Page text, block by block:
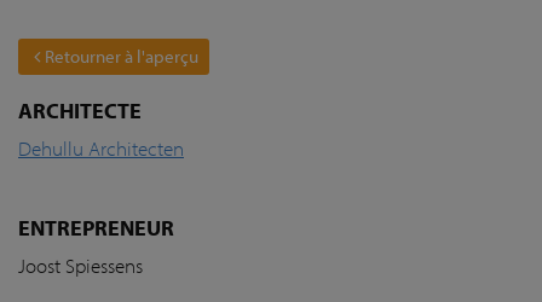
Retourner à l'aperçu
ARCHITECTE
Dehullu Architecten
ENTREPRENEUR
Joost Spiessens